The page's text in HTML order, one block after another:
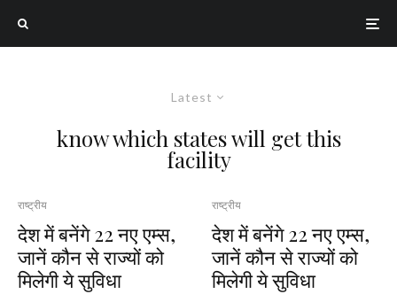
Latest
know which states will get this
facility
राष्ट्रीय
देश में बनेंगे 22 नए एम्स,
जानें कौन से राज्यों को
मिलेगी ये सुविधा
राष्ट्रीय
देश में बनेंगे 22 नए एम्स,
जानें कौन से राज्यों को
मिलेगी ये सुविधा